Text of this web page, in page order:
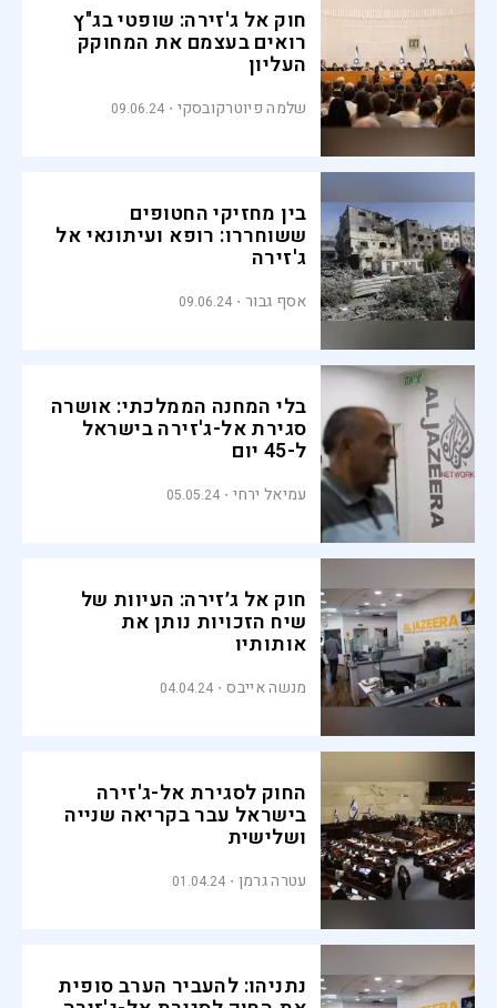
חוק אל ג'זירה: שופטי בג"ץ
רואים בעצמם את המחוקק
העליון
שלמה פיוטרקובסקי 09.06.24
בין מחזיקי החטופים
ששוחררו: רופא ועיתונאי אל
ג'זירה
אסף גבור 09.06.24
בלי המחנה הממלכתי: אושרה
סגירת אל-ג'זירה בישראל
ל-45 יום
עמיאל ירחי 05.05.24
חוק אל ג׳זירה: העיוות של
שיח הזכויות נותן את
אותותיו
מנשה אייבס 04.04.24
החוק לסגירת אל-ג'זירה
בישראל עבר בקריאה שנייה
ושלישית
עטרה גרמן 01.04.24
נתניהו: להעביר הערב סופית